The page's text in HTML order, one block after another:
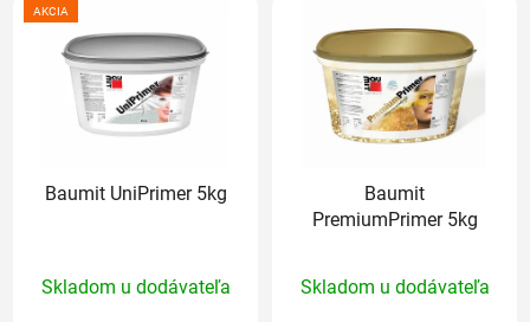
AKCIA
Baumit UniPrimer 5kg
hodnotenie
Skladom u dodávateľa
Baumit
PremiumPrimer 5kg
hodnotenie
Skladom u dodávateľa